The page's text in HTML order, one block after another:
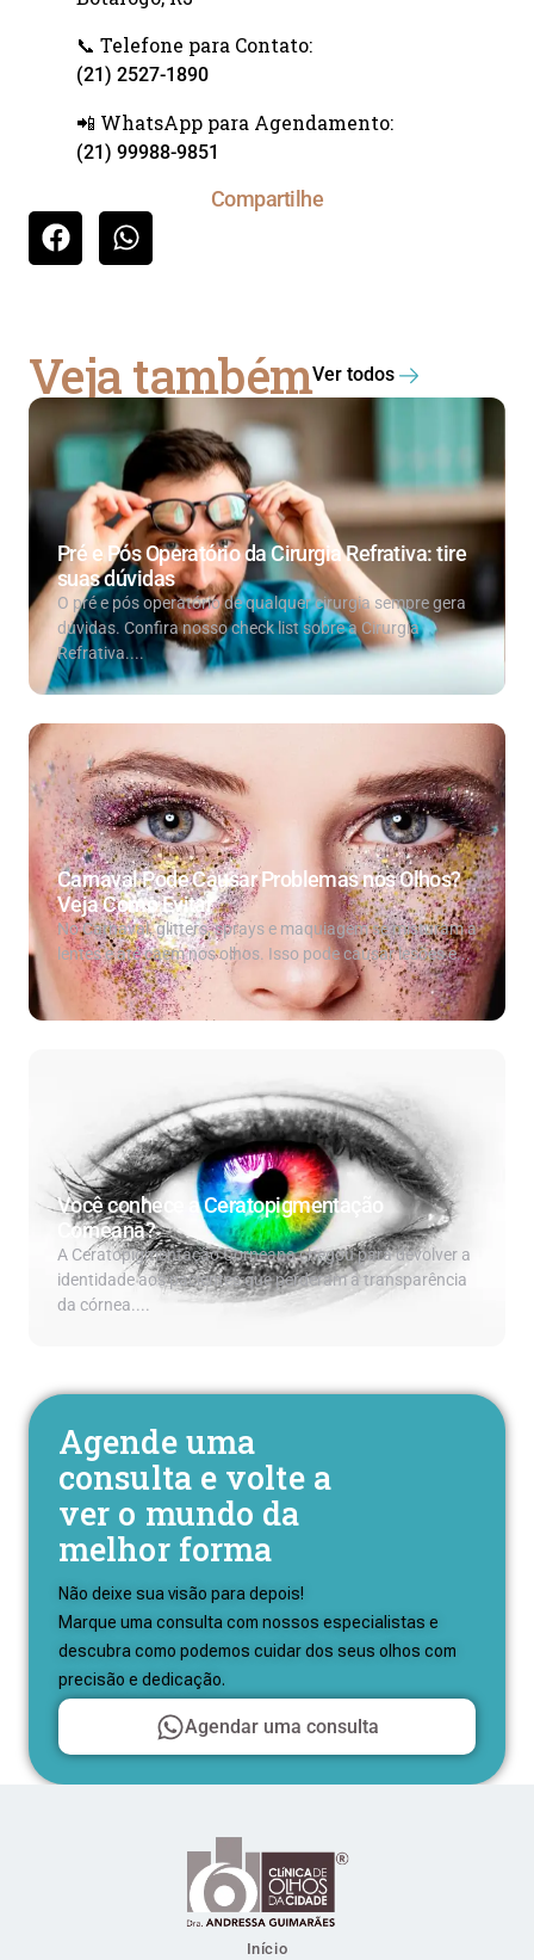
📞 Telefone para Contato:
(21) 2527-1890
📲 WhatsApp para Agendamento:
(21) 99988-9851
Compartilhe
Veja tambémVer todos
Pré e Pós Operatório da Cirurgia Refrativa: tire
suas dúvidas
O pré e pós operatório de qualquer cirurgia sempre gera
dúvidas. Confira nosso check list sobre a Cirurgia
Refrativa....
Carnaval Pode Causar Problemas nos Olhos?
Veja Como Evitar
No Carnaval, glitters, sprays e maquiagem se misturam a
lentes e até caem nos olhos. Isso pode causar lesões e...
Você conhece a Ceratopigmentação
Corneana?
A Ceratopigmentação Corneana chegou para devolver a
identidade aos pacientes que perderam a transparência
da córnea....
Agende uma
consulta e volte a
ver o mundo da
melhor forma
Não deixe sua visão para depois!
Marque uma consulta com nossos especialistas e
descubra como podemos cuidar dos seus olhos com
precisão e dedicação.
Agendar uma consulta
Início